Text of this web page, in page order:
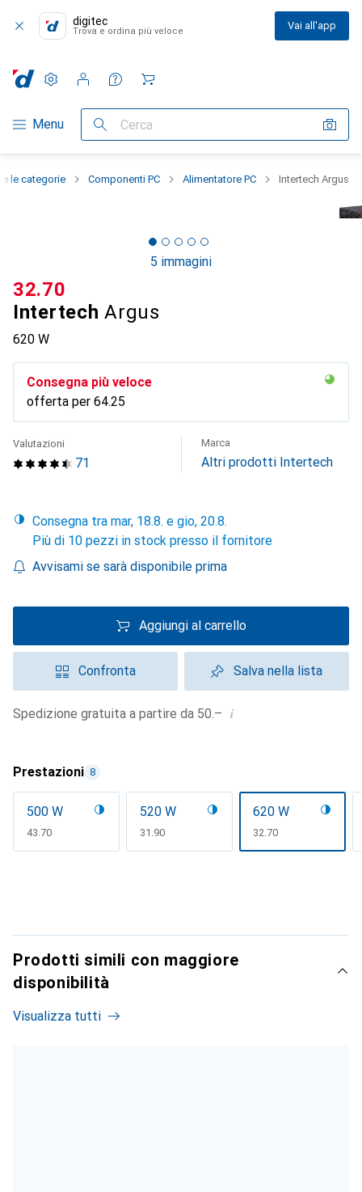
digitec
Trova e ordina più veloce Vai all'app
Categoria Navigazione
Menu Cerca
Impostazioni
Conto cliente
Liste di confronto
Liste dei desideri
Carrello
le categorie Componenti PC Alimentatore PC Intertech Argus
5 immagini
Intertech Argus
620 W
CHF
32.70
Consegna più veloce
offerta per CHF
64.25
71
Valutazioni Marca
Altri prodotti Intertech
Consegna tra mar, 18.8. e gio, 20.8.
Più di 10 pezzi in stock presso il fornitore
Avvisami se sarà disponibile prima
Aggiungi al carrello
Confronta Salva nella lista
Spedizione gratuita a partire da 50.– i
Prestazioni 8
500 W
CHF
43.70
520 W
CHF
31.90
620 W
CHF
32.70
Prodotti simili con maggiore
disponibilità
Visualizza tutti